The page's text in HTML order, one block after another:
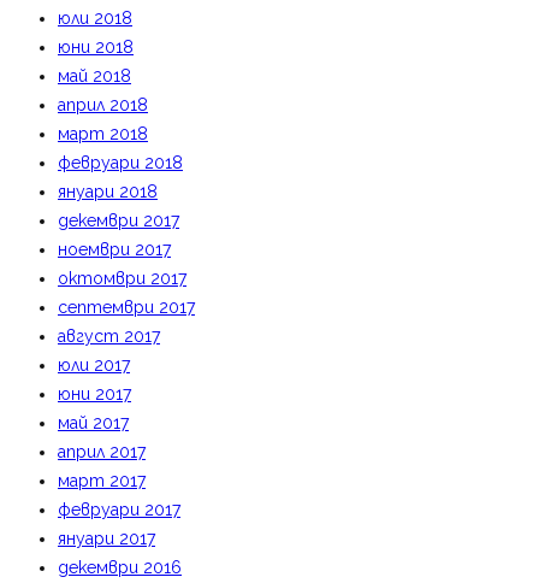
юли 2018
юни 2018
май 2018
април 2018
март 2018
февруари 2018
януари 2018
декември 2017
ноември 2017
октомври 2017
септември 2017
август 2017
юли 2017
юни 2017
май 2017
април 2017
март 2017
февруари 2017
януари 2017
декември 2016